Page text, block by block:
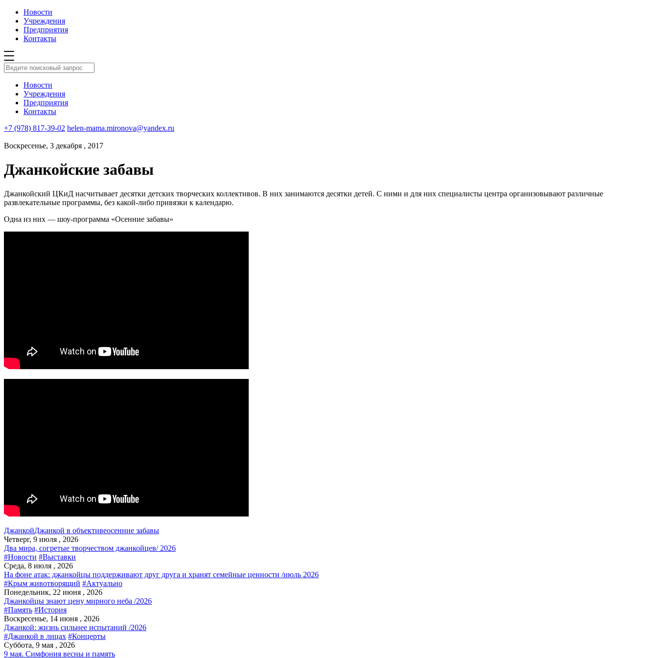
Новости
Учреждения
Предприятия
Контакты
Новости
Учреждения
Предприятия
Контакты
+7 (978) 817-39-02 helen-mama.mironova@yandex.ru
Воскресенье, 3 декабря , 2017
Джанкойские забавы
Джанкойский ЦКиД насчитывает десятки детских творческих коллективов. В них занимаются десятки детей. С ними и для них специалисты центра организовывают различные
развлекательные программы, без какой-либо привязки к календарю.
Одна из них — шоу-программа «Осенние забавы»
ДжанкойДжанкой в объективеосенние забавы
Четверг, 9 июля , 2026
Два мира, согретые творчеством джанкойцев/ 2026
#Новости #Выставки
Среда, 8 июля , 2026
На фоне атак: джанкойцы поддерживают друг друга и хранят семейные ценности /июль 2026
#Крым животворящий #Актуально
Понедельник, 22 июня , 2026
Джанкойцы знают цену мирного неба /2026
#Память #История
Воскресенье, 14 июня , 2026
Джанкой: жизнь сильнее испытаний /2026
#Джанкой в лицах #Концерты
Суббота, 9 мая , 2026
9 мая. Симфония весны и память